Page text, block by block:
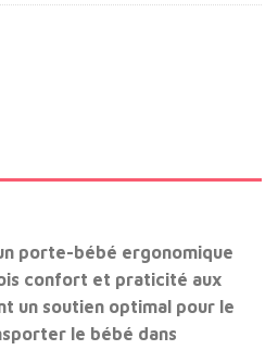
porte-bébé ergonomique
confort et praticité aux
un soutien optimal pour le
le bébé dans